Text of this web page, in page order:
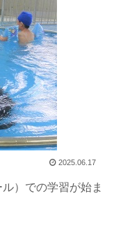
2025.06.17
）での学習が始ま